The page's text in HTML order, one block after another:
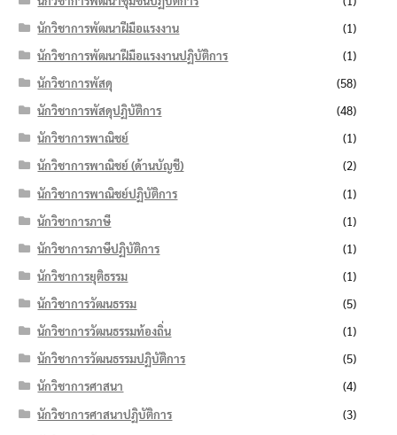
นักวิชาการพัฒนาฝีมือแรงงาน
(1)
นักวิชาการพัฒนาฝีมือแรงงานปฏิบัติการ
(1)
นักวิชาการพัสดุ
(58)
นักวิชาการพัสดุปฏิบัติการ
(48)
นักวิชาการพาณิชย์
(1)
นักวิชาการพาณิชย์ (ด้านบัญชี)
(2)
นักวิชาการพาณิชย์ปฏิบัติการ
(1)
นักวิชาการภาษี
(1)
นักวิชาการภาษีปฏิบัติการ
(1)
นักวิชาการยุติธรรม
(1)
นักวิชาการวัฒนธรรม
(5)
นักวิชาการวัฒนธรรมท้องถิ่น
(1)
นักวิชาการวัฒนธรรมปฏิบัติการ
(5)
นักวิชาการศาสนา
(4)
นักวิชาการศาสนาปฏิบัติการ
(3)